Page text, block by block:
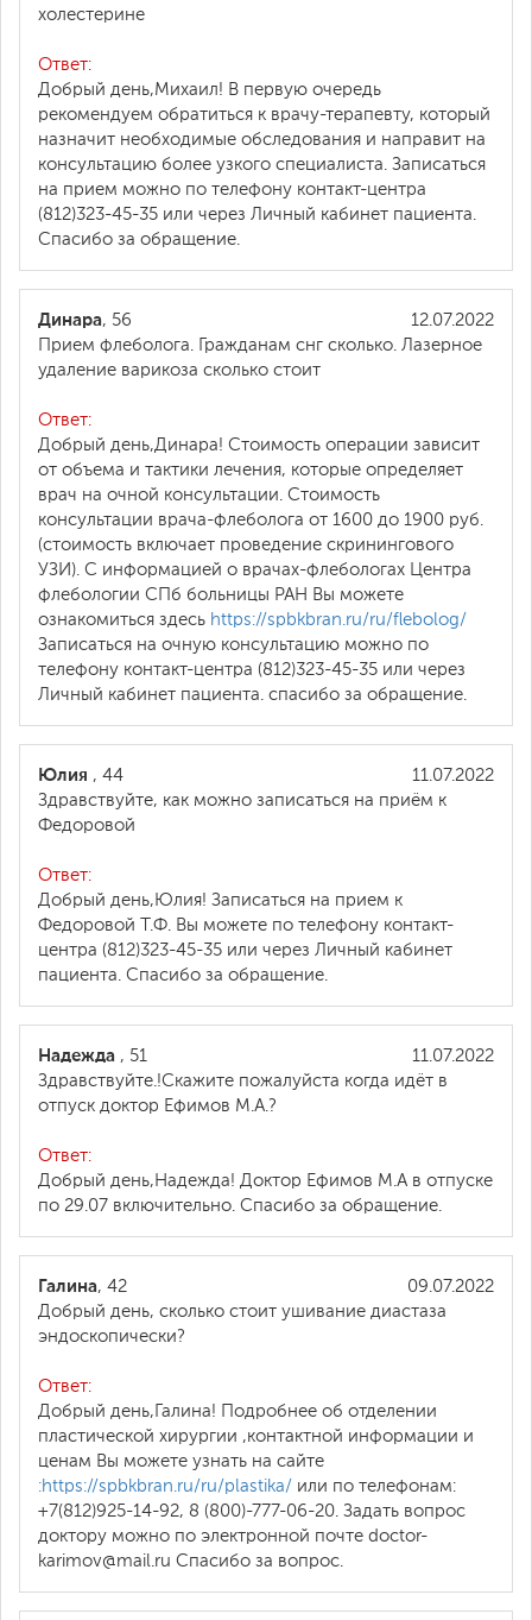
холестерине
Ответ:
Добрый день,Михаил! В первую очередь
рекомендуем обратиться к врачу-терапевту, который
назначит необходимые обследования и направит на
консультацию более узкого специалиста. Записаться
на прием можно по телефону контакт-центра
(812)323-45-35 или через Личный кабинет пациента.
Спасибо за обращение.
12.07.2022
Динара, 56
Прием флеболога. Гражданам снг сколько. Лазерное
удаление варикоза сколько стоит
Ответ:
Добрый день,Динара! Стоимость операции зависит
от объема и тактики лечения, которые определяет
врач на очной консультации. Стоимость
консультации врача-флеболога от 1600 до 1900 руб.
(стоимость включает проведение скринингового
УЗИ). С информацией о врачах-флебологах Центра
флебологии СПб больницы РАН Вы можете
ознакомиться здесь https://spbkbran.ru/ru/flebolog/
Записаться на очную консультацию можно по
телефону контакт-центра (812)323-45-35 или через
Личный кабинет пациента. спасибо за обращение.
11.07.2022
Юлия , 44
Здравствуйте, как можно записаться на приём к
Федоровой
Ответ:
Добрый день,Юлия! Записаться на прием к
Федоровой Т.Ф. Вы можете по телефону контакт-
центра (812)323-45-35 или через Личный кабинет
пациента. Спасибо за обращение.
11.07.2022
Надежда , 51
Здравствуйте.!Скажите пожалуйста когда идёт в
отпуск доктор Ефимов М.А.?
Ответ:
Добрый день,Надежда! Доктор Ефимов М.А в отпуске
по 29.07 включительно. Спасибо за обращение.
09.07.2022
Галина, 42
Добрый день, сколько стоит ушивание диастаза
эндоскопически?
Ответ:
Добрый день,Галина! Подробнее об отделении
пластической хирургии ,контактной информации и
ценам Вы можете узнать на сайте
:https://spbkbran.ru/ru/plastika/ или по телефонам:
+7(812)925-14-92, 8 (800)-777-06-20. Задать вопрос
доктору можно по электронной почте doctor-
karimov@mail.ru Спасибо за вопрос.